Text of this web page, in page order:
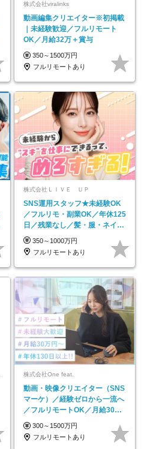
株式会社viralinks
動画編集クリエイター※初掲載
｜未経験歓迎／フルリモート
OK／月給32万＋賞与
350～1500万円
フルリモートあり
株式会社ＬＩＶＥ ＵＰ
SNS運用スタッフ★未経験OK
／フルリモ・副業OK／年休125
日／残業なし／髪・服・ネイ
ル・ピアス自由
350～1000万円
フルリモートあり
株式会社One feat.
動画・映像クリエイター（SNS
マーケ）／経験ゼロから一流へ
／フルリモートOK／月給30万
円～／年休130日以上
300～1500万円
フルリモートあり